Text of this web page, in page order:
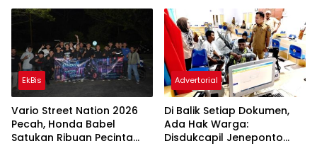
Berkendara
EkBis
Vario Street Nation 2026
Pecah, Honda Babel
Satukan Ribuan Pecinta
Advertorial
Di Balik Setiap Dokumen,
Ada Hak Warga:
Disdukcapil Jeneponto